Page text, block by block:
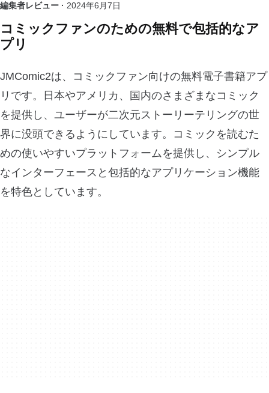
編集者レビュー · 2024年6月7日
コミックファンのための無料で包括的なア
プリ
JMComic2は、コミックファン向けの無料電子書籍アプ
リです。日本やアメリカ、国内のさまざまなコミック
を提供し、ユーザーが二次元ストーリーテリングの世
界に没頭できるようにしています。コミックを読むた
めの使いやすいプラットフォームを提供し、シンプル
なインターフェースと包括的なアプリケーション機能
を特色としています。